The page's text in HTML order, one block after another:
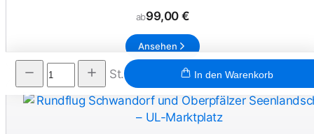
ab99,00 €
Ansehen
St. In den Warenkorb